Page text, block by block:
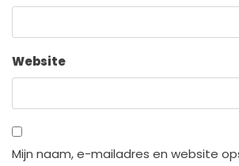
Website
Mijn naam, e-mailadres en website